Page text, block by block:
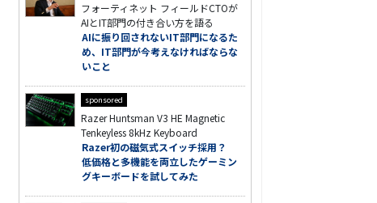
フォーティネット フィールドCTOが
AIとIT部門の付き合い方を語る
AIに振り回されないIT部門になるた
め、IT部門が今考えなければならな
いこと
sponsored
Razer Huntsman V3 HE Magnetic
Tenkeyless 8kHz Keyboard
Razer初の磁気式スイッチ採用？
低価格と多機能を両立したゲーミン
グキーボードを試してみた